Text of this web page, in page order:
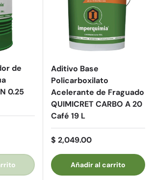
de
0.25
Aditivo Base
Policarboxilato
Acelerante de Fraguado
QUIMICRET CARBO A 20
Café 19 L
Precio normal
$ 2,049.00
Añadir al carrito